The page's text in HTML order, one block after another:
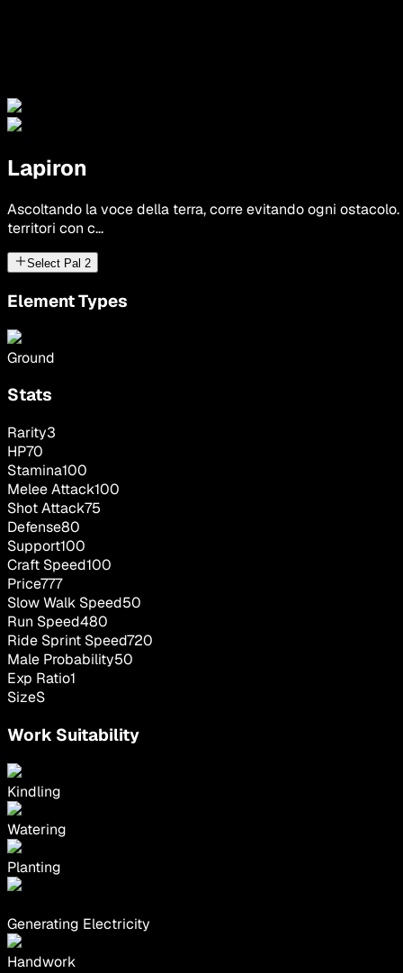
Lapiron
Ascoltando la voce della terra, corre evitando ogni ostacolo.
territori con c...
Select Pal 2
Element Types
Ground
Stats
Rarity3
HP70
Stamina100
Melee Attack100
Shot Attack75
Defense80
Support100
Craft Speed100
Price777
Slow Walk Speed50
Run Speed480
Ride Sprint Speed720
Male Probability50
Exp Ratio1
SizeS
Work Suitability
Kindling
Watering
Planting
Generating Electricity
Handwork